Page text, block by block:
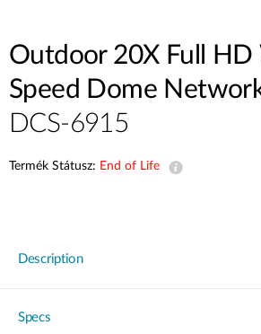
Outdoor 20X Full HD
Speed Dome
DCS-6915
Termék Státusz: End of Life
Description
Specs